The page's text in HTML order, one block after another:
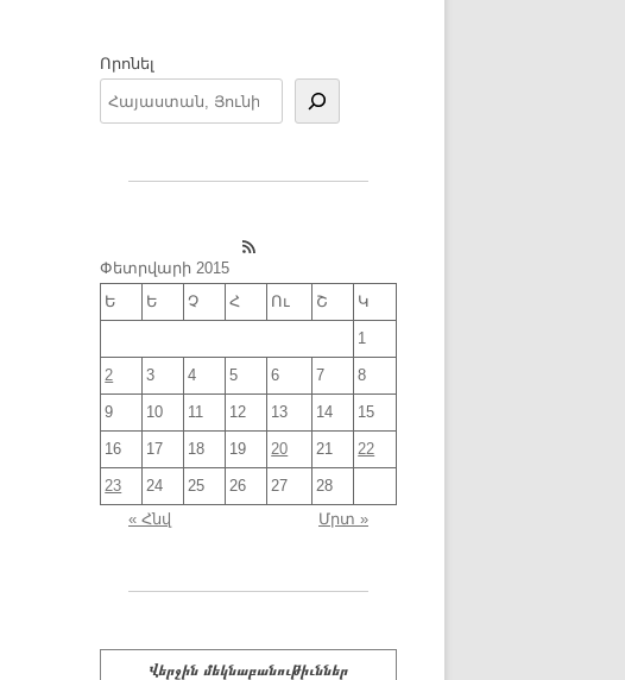
Որոնել
RSS Feed
Փետրվարի 2015
Ե
Ե Չ Հ Ու Շ Կ
1
2 3 4 5 6 7 8
9 10 11 12 13 14 15
16 17 18 19 20 21 22
23 24 25 26 27
28
« Հնվ
Մրտ »
Վերջին մեկնաբանութիւններ